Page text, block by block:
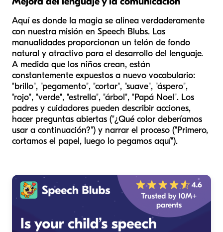
Aquí es donde la magia se alinea verdaderamente
con nuestra misión en Speech Blubs. Las
manualidades proporcionan un telón de fondo
natural y atractivo para el desarrollo del lenguaje.
A medida que los niños crean, están
constantemente expuestos a nuevo vocabulario:
"brillo", "pegamento", "cortar", "suave", "áspero",
"rojo", "verde", "estrella", "árbol", "Papá Noel". Los
padres y cuidadores pueden describir acciones,
hacer preguntas abiertas ("¿Qué color deberíamos
usar a continuación?") y narrar el proceso ("Primero,
cortamos el papel, luego lo pegamos aquí").